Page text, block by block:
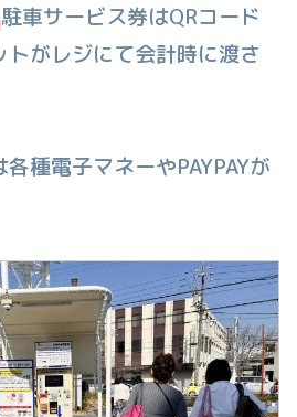
駐車サービス券はQRコード
がレジにて会計時に渡さ
種電子マネーやPAYPAYが